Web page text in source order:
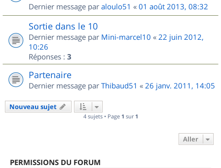
Dernier message par aloulo51 « 01 août 2013, 08:32
Sortie dans le 10
Dernier message par Mini-marcel10 « 22 juin 2012,
10:26
Réponses : 3
Partenaire
Dernier message par Thibaud51 « 26 janv. 2011, 14:05
Nouveau sujet
4 sujets • Page 1 sur 1
Aller
PERMISSIONS DU FORUM